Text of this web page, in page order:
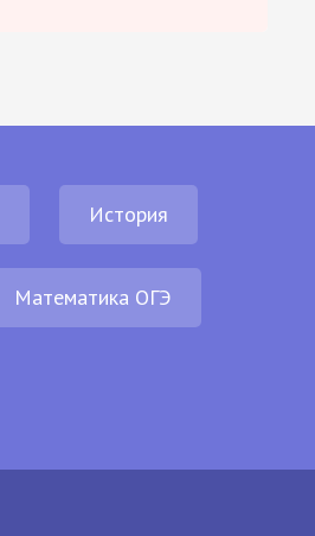
История
Математика ОГЭ